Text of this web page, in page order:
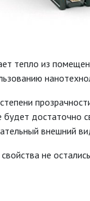
тепло из
достаточно
внешний
не